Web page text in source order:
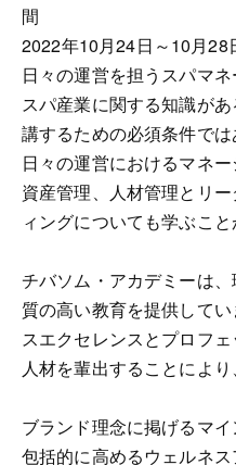
間
2022年10月24日～10月28
日々の運営を担うスパマネ
スパ産業に関する知識が
講するための必須条件では
日々の運営におけるマネ
資産管理、人材管理とリ
ィングについても学ぶこと
チバソム・アカデミーは
質の高い教育を提供して
スエクセレンスとプロフ
人材を輩出することにより、
ブランド理念に掲げるマ
包括的に高めるウェルネ